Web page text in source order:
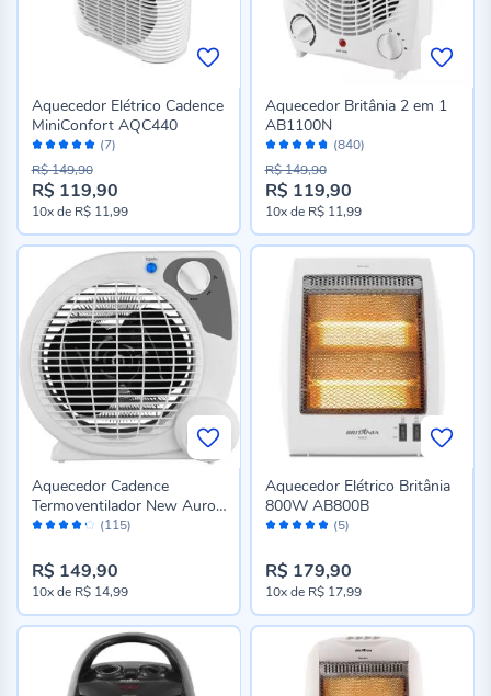
Avaliação:
100%
(7)
Aquecedor Elétrico Cadence
MiniConfort AQC440
R$ 119,90
R$ 149,90
10xde R$ 11,99
Avaliação:
94%
(840)
Aquecedor Britânia 2 em 1
AB1100N
R$ 119,90
R$ 149,90
10xde R$ 11,99
Avaliação: (115)
Aquecedor Cadence
Termoventilador New Auros
AQC422
R$ 149,90
10xde R$ 14,99
Avaliação: (5)
Aquecedor Elétrico Britânia
800W AB800B
R$ 179,90
10xde R$ 17,99